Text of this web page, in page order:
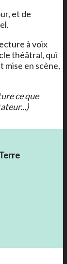
et de
à voix
théâtral, qui
mise en scène,
ce que